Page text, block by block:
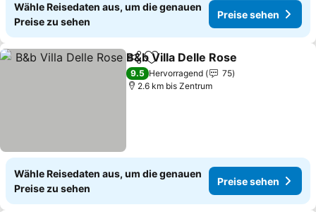
Wähle Reisedaten aus, um die genauen
Preise zu sehen
Preise sehen
TeilenZu Favoriten hinzufügen
B&b Villa Delle Rose
9.5 Hervorragend
75
2.6 km bis Zentrum
Wähle Reisedaten aus, um die genauen
Preise zu sehen
Preise sehen